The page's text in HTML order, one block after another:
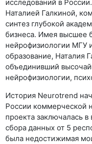
исследований в
Наталией Галкиной,
синтез глубокой
бизнеса. Имея высшее
нейрофизиологии МГУ
образование, Наталия
объединивший
нейрофизиологии,
История Neurotrend
России коммерческой
проекта заключалась
сбора данных от 5
была недостижимая